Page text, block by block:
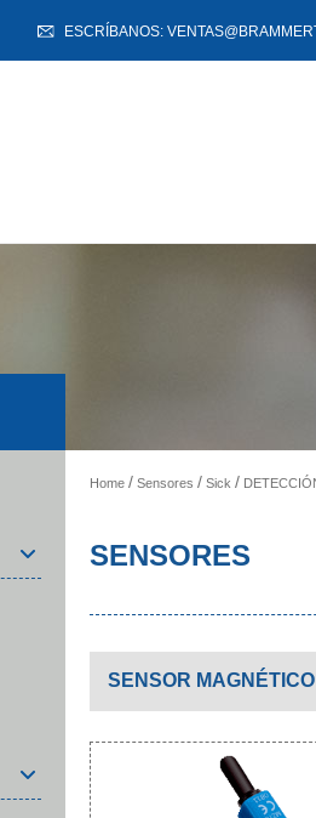
ESCRÍBANOS:
Home Sensores Sick
SENSORES
SENSOR